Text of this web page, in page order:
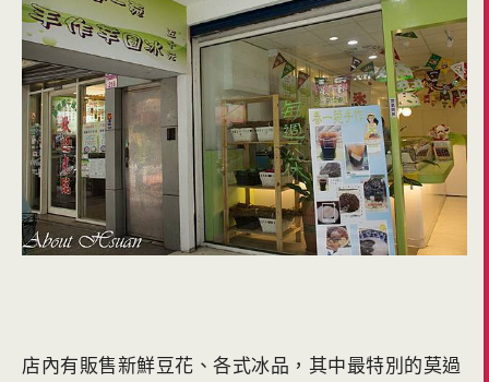
店內有販售新鮮豆花、各式冰品，其中最特別的莫過